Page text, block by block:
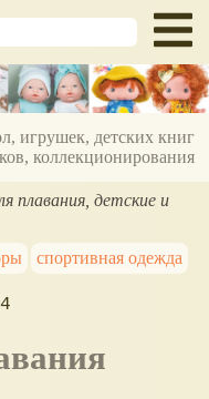
игрушек, детских книг
коллекционирования
плавания, детские и
спортивная одежда